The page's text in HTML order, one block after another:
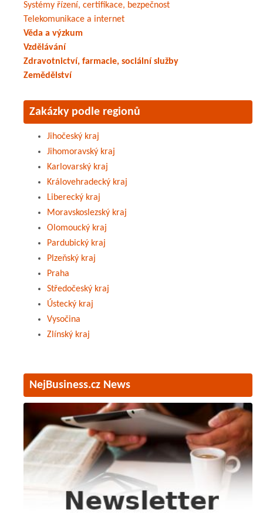
Systémy řízení, certifikace, bezpečnost
Telekomunikace a internet
Věda a výzkum
Vzdělávání
Zdravotnictví, farmacie, sociální služby
Zemědělství
Zakázky podle regionů
Jihočeský kraj
Jihomoravský kraj
Karlovarský kraj
Královehradecký kraj
Liberecký kraj
Moravskoslezský kraj
Olomoucký kraj
Pardubický kraj
Plzeňský kraj
Praha
Středočeský kraj
Ústecký kraj
Vysočina
Zlínský kraj
NejBusiness.cz News